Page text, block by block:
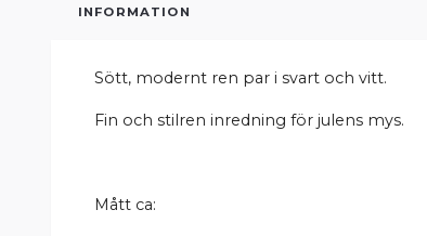
INFORMATION
Sött, modernt ren par i svart och vitt.
Fin och stilren inredning för julens mys.
Mått ca: